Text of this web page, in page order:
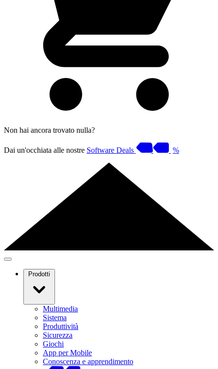
Non hai ancora trovato nulla?
Dai un'occhiata alle nostre Software Deals %
Prodotti
Multimedia
Sistema
Produttività
Sicurezza
Giochi
App per Mobile
Conoscenza e apprendimento